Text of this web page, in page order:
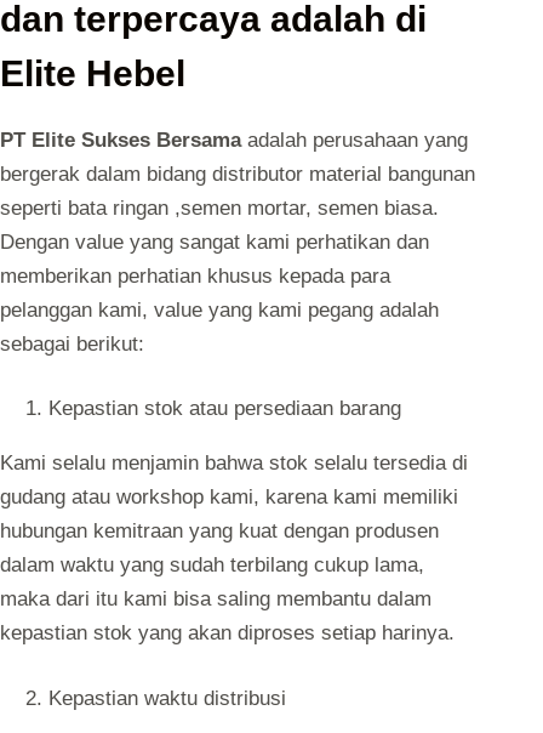
dan terpercaya adalah di
Elite Hebel
PT Elite Sukses Bersama adalah perusahaan yang
bergerak dalam bidang distributor material bangunan
seperti bata ringan ,semen mortar, semen biasa.
Dengan value yang sangat kami perhatikan dan
memberikan perhatian khusus kepada para
pelanggan kami, value yang kami pegang adalah
sebagai berikut:
Kepastian stok atau persediaan barang
Kami selalu menjamin bahwa stok selalu tersedia di
gudang atau workshop kami, karena kami memiliki
hubungan kemitraan yang kuat dengan produsen
dalam waktu yang sudah terbilang cukup lama,
maka dari itu kami bisa saling membantu dalam
kepastian stok yang akan diproses setiap harinya.
Kepastian waktu distribusi